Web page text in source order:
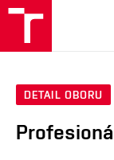
DETAIL OBORU